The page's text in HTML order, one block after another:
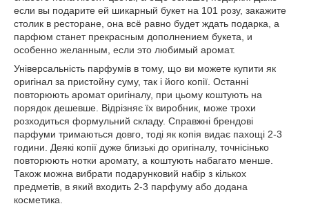
если вы подарите ей шикарный букет на 101 розу, закажите
столик в ресторане, она всё равно будет ждать подарка, а
парфюм станет прекрасным дополнением букета, и
особенно желанным, если это любимый аромат.
Універсальність парфумів в тому, що ви можете купити як
оригінал за пристойну суму, так і його копії. Останні
повторюють аромат оригіналу, при цьому коштують на
порядок дешевше. Відрізняє їх виробник, може трохи
розходиться формульний складу. Справжні брендові
парфуми тримаються довго, тоді як копія видає пахощі 2-3
години. Деякі копії дуже близькі до оригіналу, точнісінько
повторюють нотки аромату, а коштують набагато менше.
Також можна вибрати подарунковий набір з кількох
предметів, в який входить 2-3 парфуму або додана
косметика.